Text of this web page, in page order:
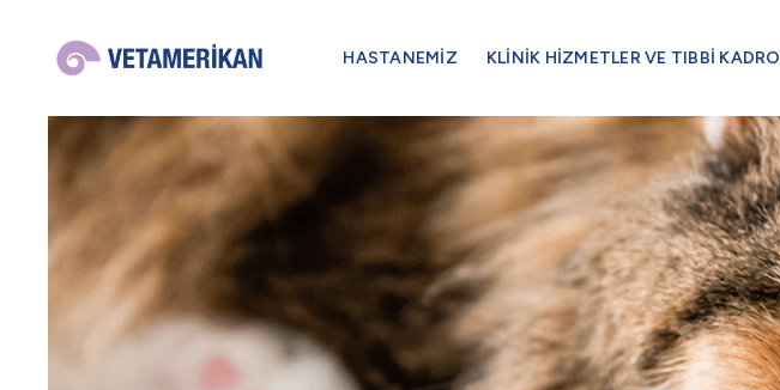
HASTANEMİZ KLİNİK HİZMETLER VE TIBBİ KADRO